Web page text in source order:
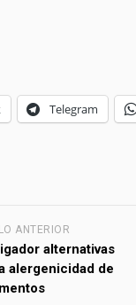
Telegram
ANTERIOR
alternativas
alergenicidad de